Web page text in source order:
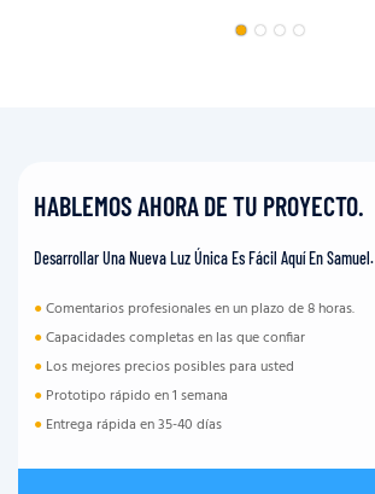
HABLEMOS AHORA DE TU PROYECTO.
Desarrollar Una Nueva Luz Única Es Fácil Aquí En Samuel.
●Comentarios profesionales en un plazo de 8 horas.
●Capacidades completas en las que confiar
● Los mejores precios posibles para usted
● Prototipo rápido en 1 semana
● Entrega rápida en 35-40 días